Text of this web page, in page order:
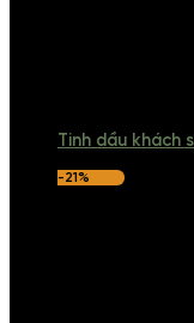
Tinh dầu khách
-21%